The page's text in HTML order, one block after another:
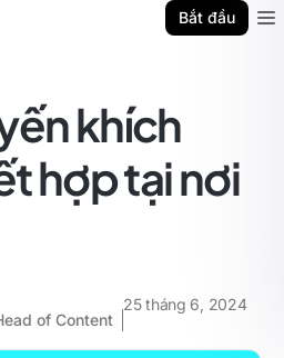
Bắt đầu
khích
hợp tại nơi
of Content
25 tháng 6, 2024